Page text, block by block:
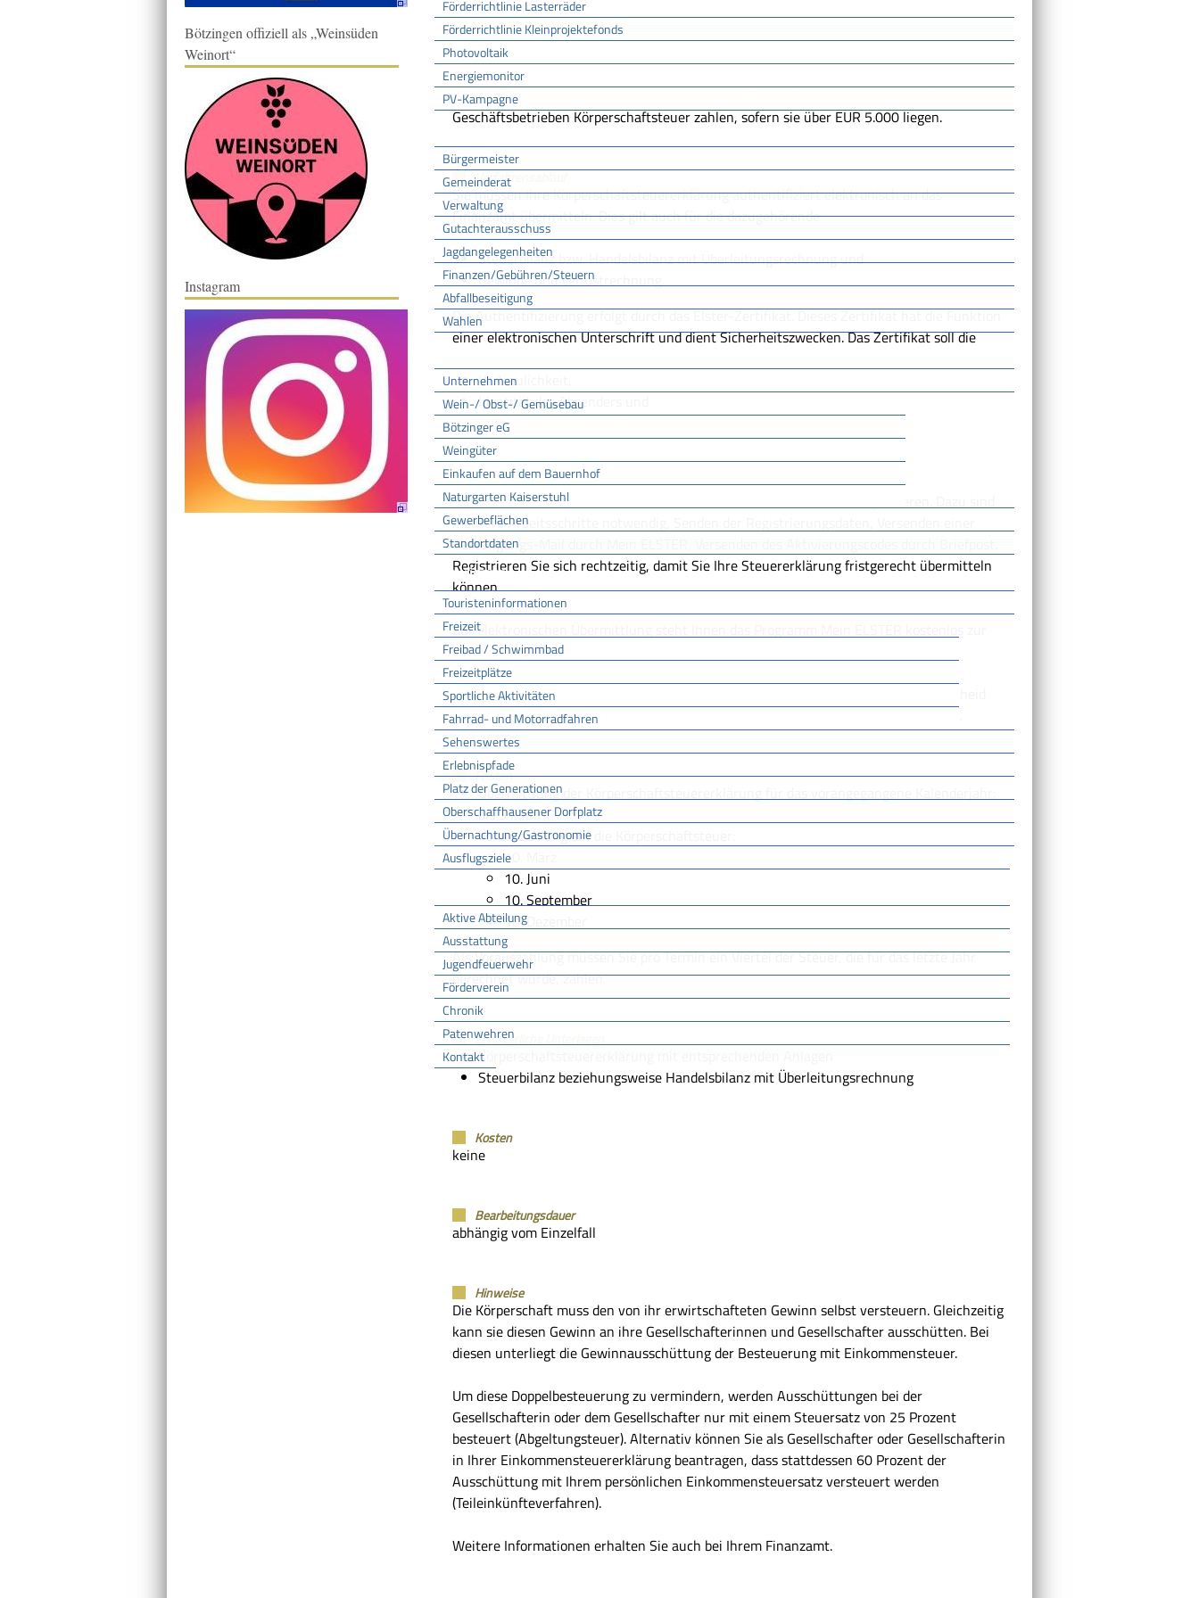
Förderrichtlinie Lasterräder
Förderrichtlinie Kleinprojektefonds
Photovoltaik
Energiemonitor
PV-Kampagne
Rathaus
Bürgermeister
Gemeinderat
Verwaltung
Gutachterausschuss
Jagdangelegenheiten
Finanzen/Gebühren/Steuern
Abfallbeseitigung
Wahlen
Wirtschaft
Unternehmen
Wein-/ Obst-/ Gemüsebau
Bötzinger eG
Weingüter
Einkaufen auf dem Bauernhof
Naturgarten Kaiserstuhl
Gewerbeflächen
Standortdaten
Tourismus
Touristeninformationen
Freizeit
Freibad / Schwimmbad
Freizeitplätze
Sportliche Aktivitäten
Fahrrad- und Motorradfahren
Sehenswertes
Erlebnispfade
Platz der Generationen
Oberschaffhausener Dorfplatz
Übernachtung/Gastronomie
Ausflugsziele
Aktive Abteilung
Ausstattung
Jugendfeuerwehr
Förderverein
Chronik
Patenwehren
Kontakt
Vereine
Bötzingen offiziell als „Weinsüden
Weinort“
Instagram
Geschäftsleitung ist der Ort, an dem die maßgeblichen Unternehmensentscheidungen
getroffen werden. Den Sitz des Unternehmens legen die Gesellschafter und
Gesellschafterinnen im Gesellschaftsvertrag fest. Er wird im Handelsregister eingetragen.
Hinweis:Gemeinnützige
Geschäftsbetrieben Körperschaftsteuer zahlen, sofern sie über EUR 5.000 liegen.
Verfahrensablauf
Sie müssen Ihre Körperschaftsteuererklärung authentifiziert elektronisch an das
Finanzamt übermitteln. Dies gilt auch für die dazugehörende
Steuerbilanz bzw. Handelsbilanz mit Überleitungsrechnung und
Gewinn- und Verlustrechnung.
Die Authentifizierung erfolgt durch das Elster-Zertifikat.Dieses Zertifikat hat die Funktion
einer elektronischen Unterschrift und dient Sicherheitszwecken. Das Zertifikat soll die
Vertraulichkeit,
Identität des Absenders und
Unveränderbarkeit des Dateninhalts
der gesendeten Daten sicherstellen.
Um ein Zertifikat zu bekommen, müssen Sie sich bei Mein ELSTER registrieren.
mehrere Arbeitsschritte notwendig, Senden der Registrierungsdaten, Versenden einer
Bestätigungs-Mail durch Mein ELSTER, Versenden des Aktivierungscodes durch Briefpost.
Registrieren Sie sich rechtzeitig, damit Sie Ihre Steuererklärung fristgerecht übermitteln
können.
Zur elektronischen Übermittlung steht Ihnen das Programm Mein ELSTER kostenlos zur
Verfügung.
Das Finanzamt ermittelt die Höhe der Steuer. Anschließend erhalten Sie einen Bescheid
mit einer Zahlungsaufforderung oder Informationen zu einer Guthabensauszahlung.
Fristen
Übermittlung der Körperschaftsteuererklärung für das vorangegangene Kalenderjahr:
bis 31. Juli
Vorauszahlung auf die Körperschaftsteuer:
10. März
10. Juni
10. September
10. Dezember
Als Vorauszahlung müssen Sie pro Termin ein Viertel der Steuer, die für das letzte Jahr
berechnet wurde, zahlen.
Erforderliche Unterlagen
Körperschaftsteuererklärung mit entsprechenden Anlagen
Steuerbilanz beziehungsweise Handelsbilanz mit Überleitungsrechnung
Kosten
keine
Bearbeitungsdauer
abhängig vom Einzelfall
Hinweise
Die Körperschaft muss den von ihr erwirtschafteten Gewinn selbst versteuern. Gleichzeitig
kann sie diesen Gewinn an ihre Gesellschafterinnen und Gesellschafter ausschütten. Bei
diesen unterliegt die Gewinnausschüttung der Besteuerung mit Einkommensteuer.
Um diese Doppelbesteuerung zu vermindern, werden Ausschüttungen bei der
Gesellschafterin oder dem Gesellschafter nur mit einem Steuersatz von 25 Prozent
besteuert (Abgeltungsteuer). Alternativ können Sie als Gesellschafter oder Gesellschafterin
in Ihrer Einkommensteuererklärung beantragen, dass stattdessen 60 Prozent der
Ausschüttung mit Ihrem persönlichen Einkommensteuersatz versteuert werden
(Teileinkünfteverfahren).
Weitere Informationen erhalten Sie auch bei Ihrem Finanzamt.